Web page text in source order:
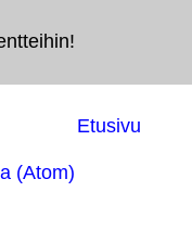
Etusivu
(Atom)